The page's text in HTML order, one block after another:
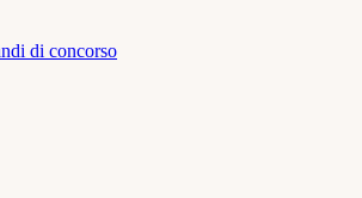
di concorso